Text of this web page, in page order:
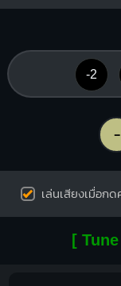
-2
-
เล่นเสียงเมื่อก
[